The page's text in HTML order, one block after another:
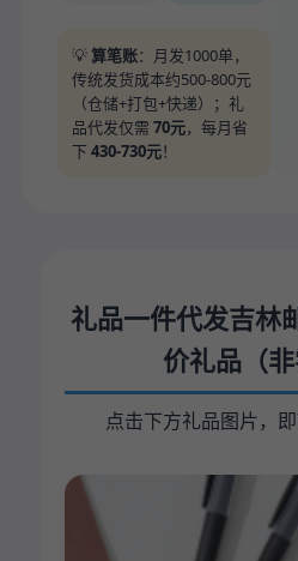
💡算笔账：月发1000单，
传统发货成本约500-800元
（仓储+打包+快递）；礼
品代发仅需 70元，每月省
下430-730元！
礼品一件代发吉林
价礼品（非
点击下方礼品图片，